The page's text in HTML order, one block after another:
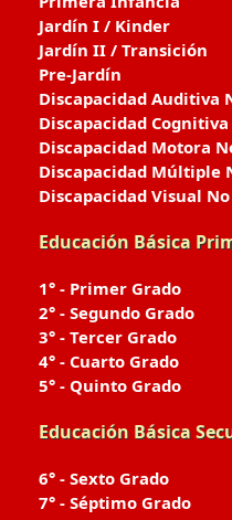
Jardín I / Kinder
Jardín II / Transición
Pre-Jardín
Discapacidad Auditiva
Discapacidad
Discapacidad Motora
Discapacidad Múltiple
Discapacidad Visual
Educación Básica
1° - Primer Grado
2° - Segundo Grado
3° - Tercer Grado
4° - Cuarto Grado
5° - Quinto Grado
Educación Básica
6° - Sexto Grado
7° - Séptimo Grado